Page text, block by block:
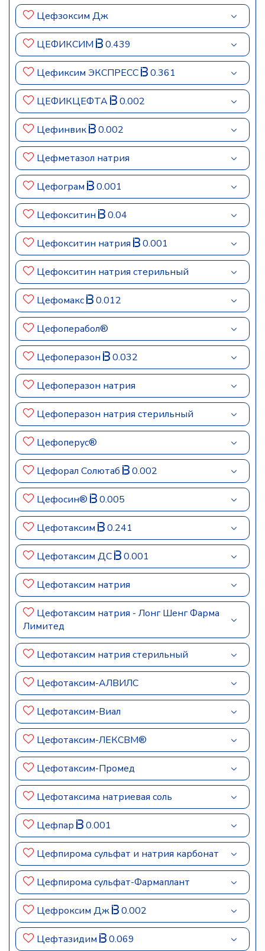
Цефзоксим Дж
ЦЕФИКСИМ 0.439
Цефиксим ЭКСПРЕСС 0.361
ЦЕФИКЦЕФТА 0.002
Цефинвик 0.002
Цефметазол натрия
Цефограм 0.001
Цефокситин 0.04
Цефокситин натрия 0.001
Цефокситин натрия стерильный
Цефомакс 0.012
Цефоперабол®
Цефоперазон 0.032
Цефоперазон натрия
Цефоперазон натрия стерильный
Цефоперус®
Цефорал Солютаб 0.002
Цефосин® 0.005
Цефотаксим 0.241
Цефотаксим ДС 0.001
Цефотаксим натрия
Цефотаксим натрия - Лонг Шенг Фарма
Лимитед
Цефотаксим натрия стерильный
Цефотаксим-АЛВИЛС
Цефотаксим-Виал
Цефотаксим-ЛЕКСВМ®
Цефотаксим-Промед
Цефотаксима натриевая соль
Цефпар 0.001
Цефпирома сульфат и натрия карбонат
Цефпирома сульфат-Фармаплант
Цефроксим Дж 0.002
Цефтазидим 0.069